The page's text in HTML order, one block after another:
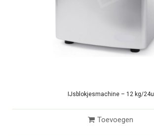
IJsblokjesmachine – 12 kg/24u
Toevoegen